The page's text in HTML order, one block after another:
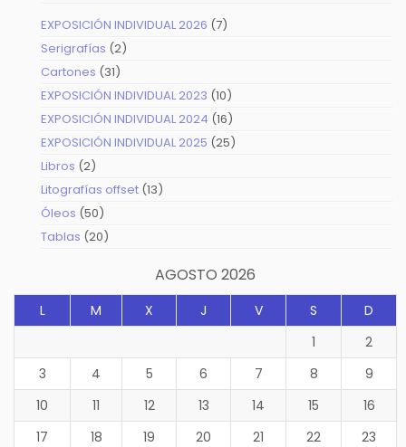
EXPOSICIÓN INDIVIDUAL 2026 77
Serigrafías 22
Cartones 3131
productos
EXPOSICIÓN INDIVIDUAL 2023 1010
productos
EXPOSICIÓN INDIVIDUAL 2024 1616
productos
EXPOSICIÓN INDIVIDUAL 2025 2525
Libros 22
productos
Litografías offset 1313
Óleos 5050
productos
Tablas 2020
AGOSTO 2026
L M X J V S
D
1
2
3
4 5 6 7 8
9
10
11 12 13 14 15
16
17
18 19 20 21 22
23